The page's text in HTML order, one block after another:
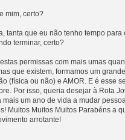
mim, certo?
tanta que eu não tenho tempo para
terminar, certo?
permissas com mais umas
que existem, formamos um
(física ou não) e AMOR. E é esse
Por isso, queria desejar à Rota
um ano de vida a mudar
Muitos Muitos Muitos Parabéns a
arrotante!